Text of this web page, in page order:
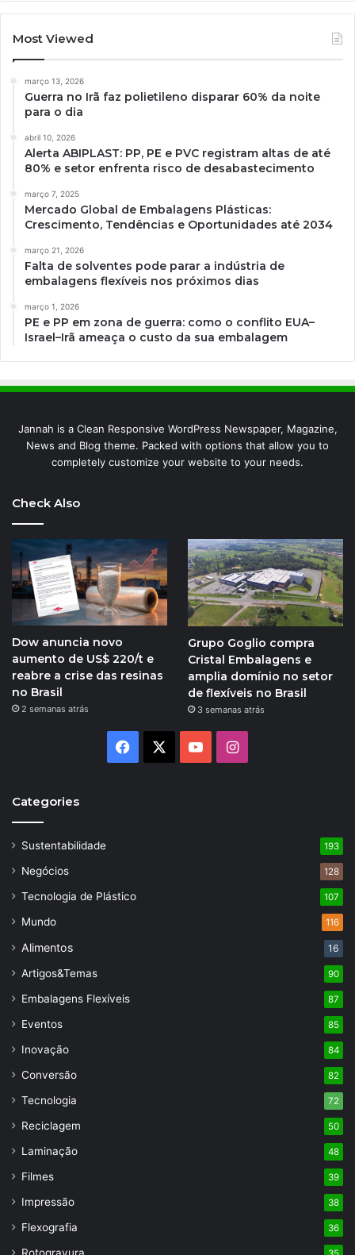
Most Viewed
março 13, 2026
Guerra no Irã faz polietileno disparar 60% da noite
para o dia
abril 10, 2026
Alerta ABIPLAST: PP, PE e PVC registram altas de até
80% e setor enfrenta risco de desabastecimento
março 7, 2025
Mercado Global de Embalagens Plásticas:
Crescimento, Tendências e Oportunidades até 2034
março 21, 2026
Falta de solventes pode parar a indústria de
embalagens flexíveis nos próximos dias
março 1, 2026
PE e PP em zona de guerra: como o conflito EUA–
Israel–Irã ameaça o custo da sua embalagem
Jannah is a Clean Responsive WordPress Newspaper, Magazine,
News and Blog theme. Packed with options that allow you to
completely customize your website to your needs.
Check Also
Dow anuncia novo
aumento de US$ 220/t e
reabre a crise das resinas
no Brasil
2 semanas atrás
Grupo Goglio compra
Cristal Embalagens e
amplia domínio no setor
de flexíveis no Brasil
3 semanas atrás
Facebook YouTubeInstagram
Categories
Sustentabilidade 193
Negócios 128
Tecnologia de Plástico 107
Mundo 116
Alimentos 16
Artigos&Temas 90
Embalagens Flexíveis 87
Eventos 85
Inovação 84
Conversão 82
Tecnologia 72
Reciclagem 50
Laminação 48
Filmes 39
Impressão 38
Flexografia 36
Rotogravura